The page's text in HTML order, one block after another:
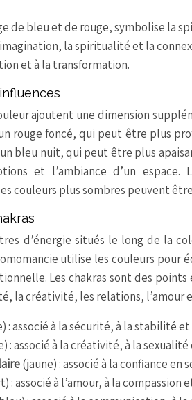
de bleu et de rouge, symbolise la
la spiritualité et la
et à la transformation.
ajoutent une dimension
rouge foncé, qui peut être plus
bleu nuit, qui peut être plus
et l’ambiance d’un
couleurs plus sombres peuvent
d’énergie situés le long de la
utilise les couleurs pour
Les chakras sont des
la créativité, les relations, l’amour
: associé à la sécurité, à la stabilité
: associé à la créativité, à la sexualité
(jaune) : associé à la confiance
: associé à l’amour, à la compassion